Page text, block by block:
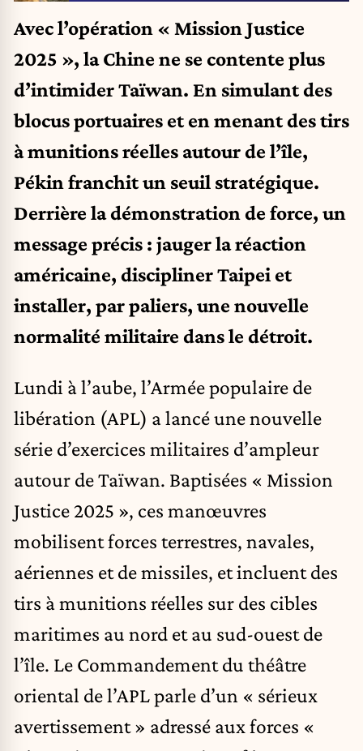
Avec l’opération « Mission Justice
2025 », la Chine ne se contente plus
d’intimider Taïwan. En simulant des
blocus portuaires et en menant des tirs
à munitions réelles autour de l’île,
Pékin franchit un seuil stratégique.
Derrière la démonstration de force, un
message précis : jauger la réaction
américaine, discipliner Taipei et
installer, par paliers, une nouvelle
normalité militaire dans le détroit.
Lundi à l’aube, l’Armée populaire de
libération (APL) a lancé une nouvelle
série d’exercices militaires d’ampleur
autour de Taïwan. Baptisées « Mission
Justice 2025 », ces manœuvres
mobilisent forces terrestres, navales,
aériennes et de missiles, et incluent des
tirs à munitions réelles sur des cibles
maritimes au nord et au sud-ouest de
l’île. Le Commandement du théâtre
oriental de l’APL parle d’un « sérieux
avertissement » adressé aux forces «